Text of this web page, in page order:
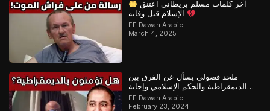
EF Dawah Arabic
March 4, 2025
ملحد فضولي يسأل عن الفرق بين
الديمقراطية والحكم الإسلامي وإجابة
رائعة من مسلم
EF Dawah Arabic
February 23, 2024